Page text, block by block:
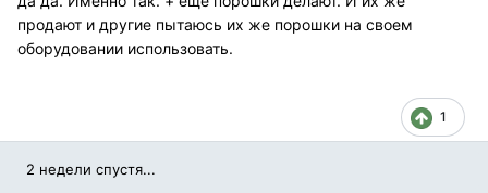
продают и другие пытаюсь их же порошки на своем
оборудовании использовать.
1
2 недели спустя...